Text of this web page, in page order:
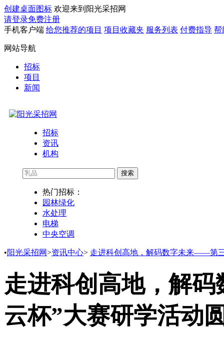
创建桌面图标 欢迎来到阳光采招网
请登录免费注册
手机客户端 给您推荐的项目 项目收藏夹 服务列表 付费指导 帮
网站导航
招标
项目
新闻
招标
资讯
机构
搜索
热门招标：
园林绿化
水处理
电梯
中央空调
•阳光采招网>资讯中心> 走进科创高地，解码数字未来——第
走进科创高地，解
云杯”大赛研学活动